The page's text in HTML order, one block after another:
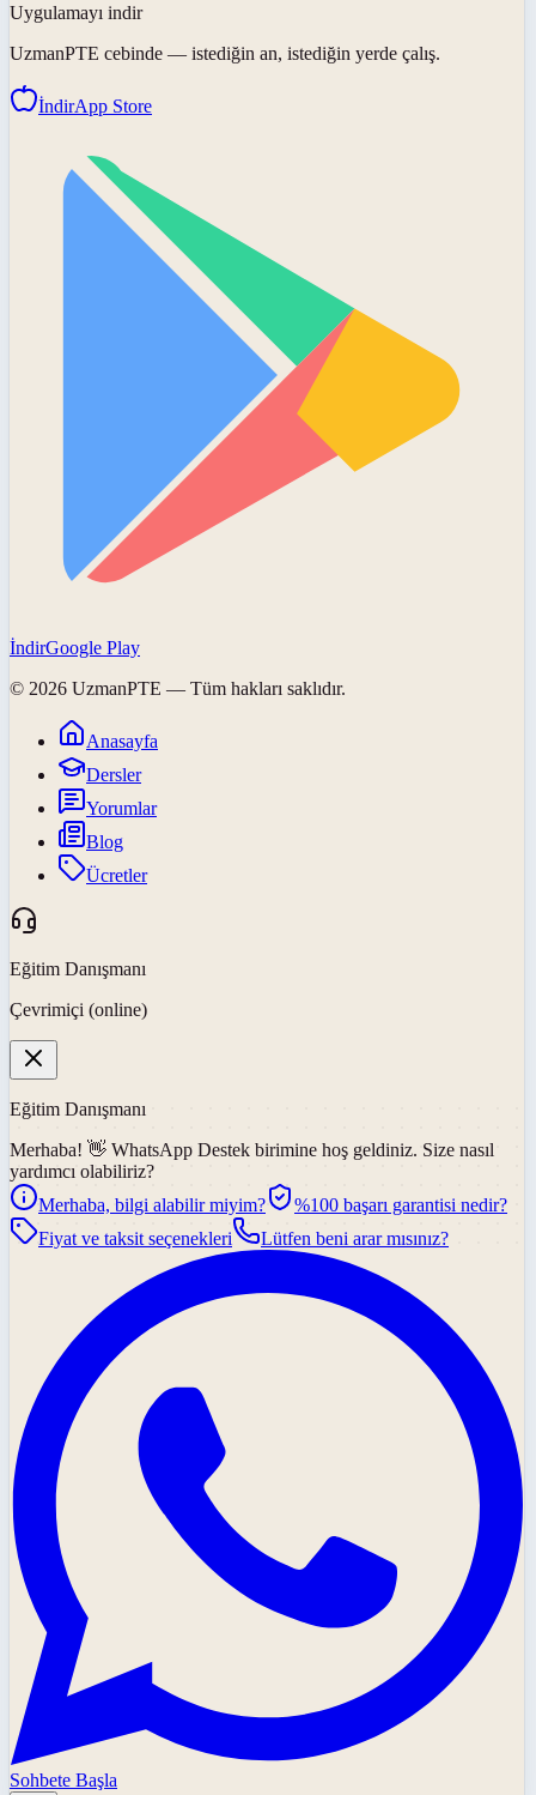
Uygulamayı indir
UzmanPTE cebinde — istediğin an, istediğin yerde çalış.
İndirApp Store
İndirGoogle Play
© 2026 UzmanPTE — Tüm hakları saklıdır.
Anasayfa
Dersler
Yorumlar
Blog
Ücretler
Eğitim Danışmanı
Çevrimiçi (online)
Eğitim Danışmanı
Merhaba! 👋 WhatsApp Destek birimine hoş geldiniz. Size nasıl
yardımcı olabiliriz?
Merhaba, bilgi alabilir miyim?
%100 başarı garantisi nedir?
Fiyat ve taksit seçenekleri
Lütfen beni arar mısınız?
Sohbete Başla